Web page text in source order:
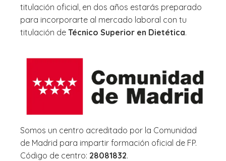
titulación oficial, en dos años estarás preparado
para incorporarte al mercado laboral con tu
titulación de Técnico Superior en Dietética.
Somos un centro acreditado por la Comunidad
de Madrid para impartir formación oficial de FP.
Código de centro: 28081832.